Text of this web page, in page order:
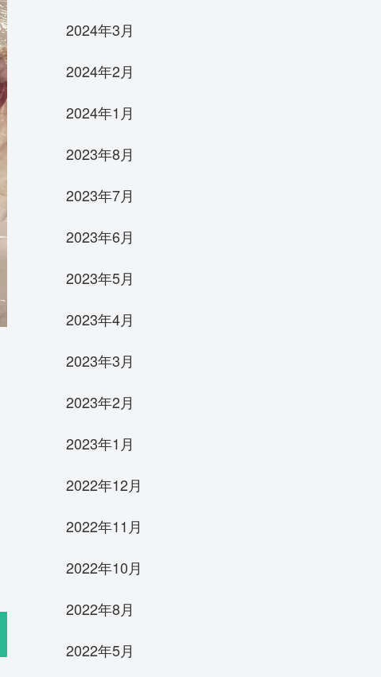
2024年3月
2024年2月
2024年1月
2023年8月
2023年7月
2023年6月
2023年5月
2023年4月
2023年3月
2023年2月
2023年1月
2022年12月
2022年11月
2022年10月
2022年8月
2022年5月